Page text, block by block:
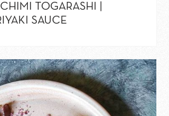
TOGARASHI |
SAUCE